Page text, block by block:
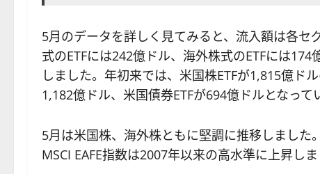
5月のデータを詳しく見てみると、流入額は各
式のETFには242億ドル、海外株式のETFには
しました。年初来では、米国株ETFが1,815億ド
1,182億ドル、米国債券ETFが694億ドルとなって
5月は米国株、海外株ともに堅調に推移しました
MSCI EAFE指数は2007年以来の高水準に上昇しま